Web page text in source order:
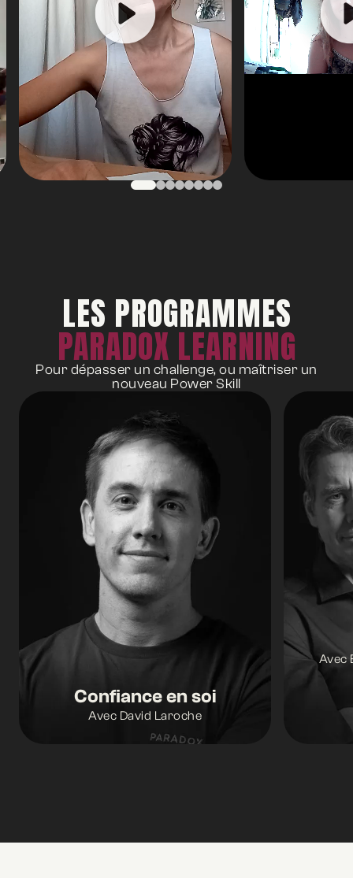
LES PROGRAMMES
PARADOX LEARNING
Pour dépasser un challenge, ou maîtriser un
nouveau Power Skill
Confiance en soi
Avec David Laroche
Avec